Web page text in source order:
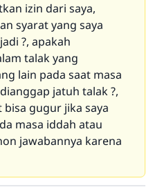
izin dari saya,
syarat yang saya
?, apakah
talak yang
lain pada saat masa
jatuh talak ?,
gugur jika saya
masa iddah atau
jawabannya karena